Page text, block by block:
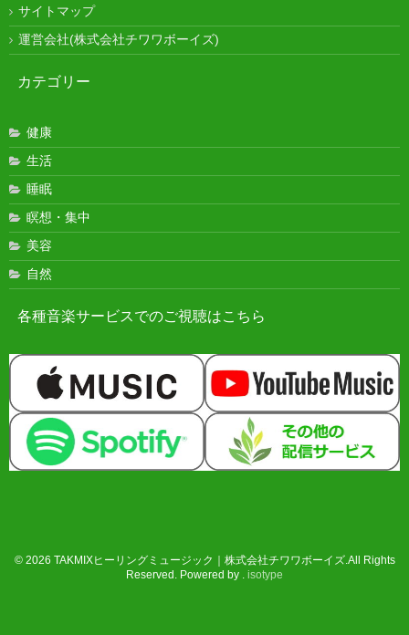
サイトマップ
運営会社(株式会社チワワボーイズ)
カテゴリー
健康
生活
睡眠
瞑想・集中
美容
自然
各種音楽サービスでのご視聴はこちら
© 2026 TAKMIXヒーリングミュージック｜株式会社チワワボーイズ.All Rights
Reserved. Powered by . isotype